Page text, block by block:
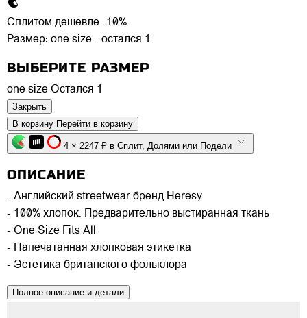
Сплитом дешевле -10%
Размер: one size - остался 1
ВЫБЕРИТЕ РАЗМЕР
one size Остался 1
Закрыть
В корзину Перейти в корзину
4 × 2247 ₽ в Сплит, Долями или Подели
ОПИСАНИЕ
- Английский streetwear бренд Heresy
- 100% хлопок. Предварительно выстиранная ткань
- One Size Fits All
- Напечатанная хлопковая этикетка
- Эстетика британского фольклора
Полное описание и детали